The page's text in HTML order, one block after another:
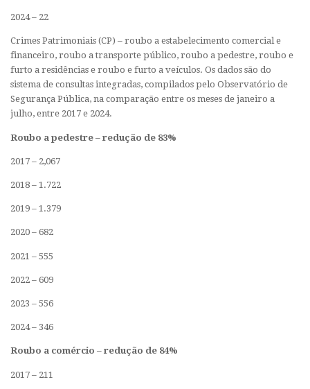
2024 – 22
Crimes Patrimoniais (CP) – roubo a estabelecimento comercial e
financeiro, roubo a transporte público, roubo a pedestre, roubo e
furto a residências e roubo e furto a veículos. Os dados são do
sistema de consultas integradas, compilados pelo Observatório de
Segurança Pública, na comparação entre os meses de janeiro a
julho, entre 2017 e 2024.
Roubo a pedestre – redução de 83%
2017 – 2,067
2018 – 1.722
2019 – 1.379
2020 – 682
2021 – 555
2022 – 609
2023 – 556
2024 – 346
Roubo a comércio – redução de 84%
2017 – 211